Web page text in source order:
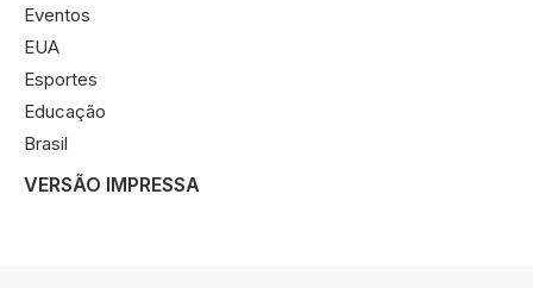
Eventos
EUA
Esportes
Educação
Brasil
VERSÃO IMPRESSA